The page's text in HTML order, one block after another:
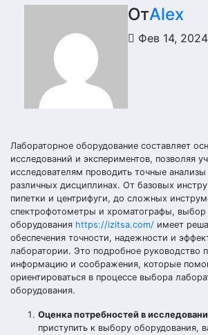
ОтAlex
Фев 14, 2024
Лабораторное оборудование составляет
исследований и экспериментов, позволяя
исследователям проводить точные
различных дисциплинах. От базовых
пипетки и центрифуги, до сложных
спектрофотометры и хроматографы, выбор
оборудования https://izitsa.com/ имеет
обеспечения точности, надежности и
лаборатории. Это подробное руководство
информацию и соображения, которые
ориентироваться в процессе выбора
оборудования.
Оценка потребностей в
приступить к выбору оборудования,